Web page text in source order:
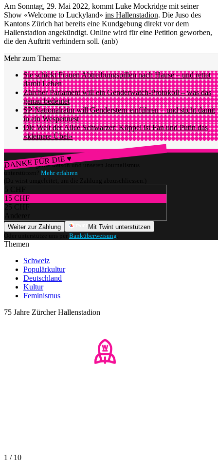
Am Sonntag, 29. Mai 2022, kommt Luke Mockridge mit seiner
Show «Welcome to Luckyland» ins Hallenstadion. Die Juso des
Kantons Zürich hat bereits eine Kundgebung direkt vor dem
Hallenstadion angekündigt. Online wird für eine Petition geworben,
die den Auftritt verhindern soll. (anb)
Mehr zum Thema:
Sie schickt Frauen Abtreibungspillen nach Hause – und rettet
damit Leben
Zürcher Parlament will ein Genderwatch-Protokoll – was das
genau bedeutet
SP-Nationalrätin will Genderstern einführen – und sticht damit
in ein Wespennest
Die Welt der Alice Schwarzer: Köppel ist Fan und Putin das
«kleinere Übel»
DANKE FÜR DIE ♥
Würdest du gerne watson und unseren Journalismus
unterstützen? Mehr erfahren
(Du wirst umgeleitet, um die Zahlung abzuschliessen.)
5 CHF
15 CHF
25 CHF
Anderer
Weiter zur Zahlung
Mit Twint unterstützen
Oder unterstütze uns per Banküberweisung
Themen
Schweiz
Populärkultur
Deutschland
Kultur
Feminismus
75 Jahre Zürcher Hallenstadion
1 / 10